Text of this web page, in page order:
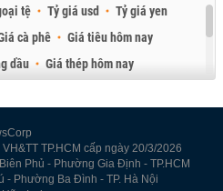
tệ Tỷ giá usd
Tỷ giá yen
cà phê
Giá tiêu hôm nay
dầu
Giá thép hôm nay
TP.HCM cấp ngày 20/3/2026
Phủ - Phường Gia Định - TP.HCM
- Phường Ba Đình - TP. Hà Nội